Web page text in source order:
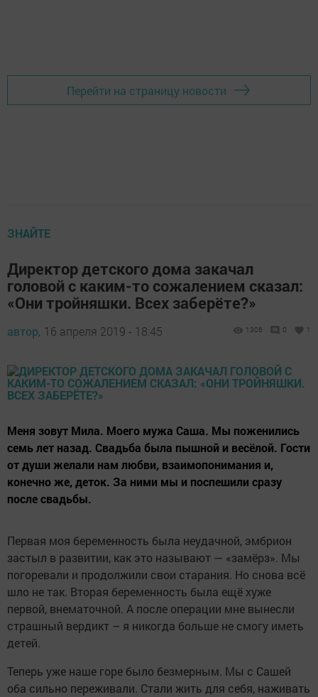
Перейти на страницу новости
ЗНАЙТЕ
Директор детского дома закачал
головой с каким-то сожалением сказал:
«Они тройняшки. Всех заберёте?»
автор, 16 апреля 2019 - 18:45 1306 0 1
Меня зовут Мила. Моего мужа Саша. Мы поженились
семь лет назад. Свадьба была пышной и весёлой. Гости
от души желали нам любви, взаимопонимания и,
конечно же, деток. За ними мы и поспешили сразу
после свадьбы.
Первая моя беременность была неудачной, эмбрион
застыл в развитии, как это называют — «замёрз». Мы
погоревали и продолжили свои старания. Но снова всё
шло не так. Вторая беременность была ещё хуже
первой, внематочной. А после операции мне вынесли
страшный вердикт – я никогда больше не смогу иметь
детей.
Теперь уже наше горе было безмерным. Мы с Сашей
оба сильно переживали. Стали жить для себя, наживать